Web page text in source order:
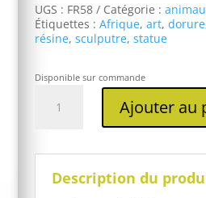
UGS : FR58 Catégorie :
Étiquettes : Afrique, art, dorure
résine, sculputre, statue
Disponible sur commande
feuilles
Ajouter au
Description du